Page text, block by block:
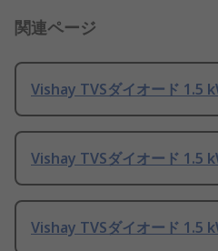
関連ページ
Vishay TVSダイオード 1.5
Vishay TVSダイオード 1.5
Vishay TVSダイオード 1.5